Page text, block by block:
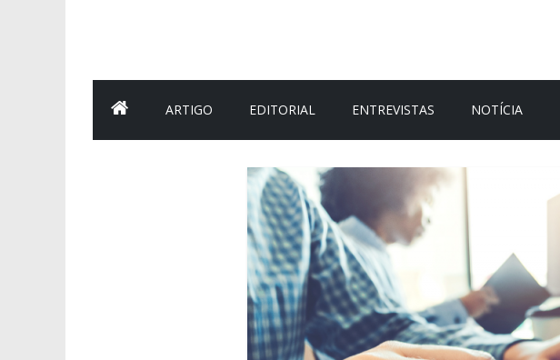
ARTIGO EDITORIAL ENTREVISTAS NOTÍCIA